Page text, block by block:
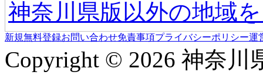
神奈川県版以外の地域
新規無料登録お問い合わせ免責事項プライバシーポリシー運
Copyright © 2026 神奈